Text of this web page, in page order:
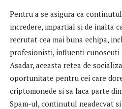
Pentru a se asigura ca
incredere, impartial si de inalta
recrutat cea mai buna echipa,
profesionisti, influenti cunoscuti
Asadar, aceasta retea de
oportunitate pentru cei care
criptomonede si sa faca parte
Spam-ul, continutul neadecvat